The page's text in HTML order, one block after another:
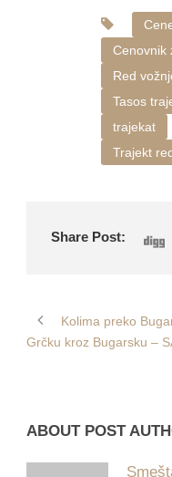
Cenovnik
Red
Tasos
trajekat
Trajekt
Share Post:
Kolima preko
Grčku kroz Bugarsku –
ABOUT POST